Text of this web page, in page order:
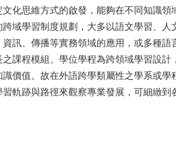
化思維方式的啟發，能夠在不同知識
域學習制度規劃，大多以語文學習、
訊、傳播等實務領域的應用，或多種語
課程模組、學位學程為跨領域學習設
價值。故在外語跨學類屬性之學系或
軌跡與路徑來觀察專業發展，可細緻到